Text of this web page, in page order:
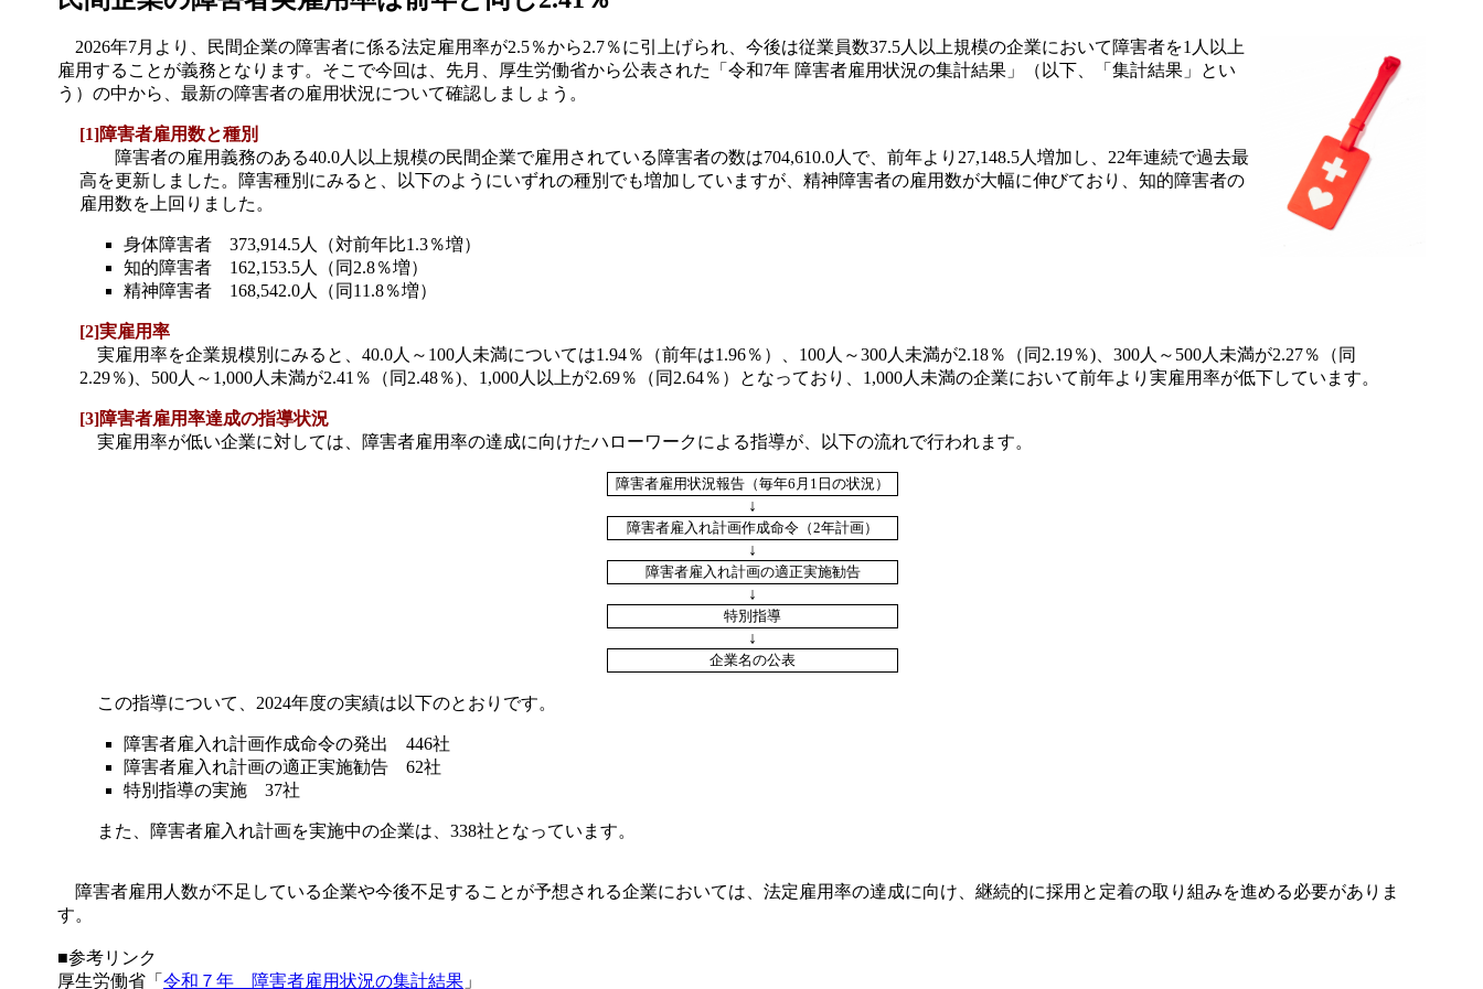
2026年7月より、民間企業の障害者に係る法定雇用率が2.5％から2.7％に引上げられ、今後は従業員数37.5人以上規模の企業において障害者を1人以上
雇用することが義務となります。そこで今回は、先月、厚生労働省から公表された「令和7年 障害者雇用状況の集計結果」（以下、「集計結果」とい
う）の中から、最新の障害者の雇用状況について確認しましょう。
[1]障害者雇用数と種別
障害者の雇用義務のある40.0人以上規模の民間企業で雇用されている障害者の数は704,610.0人で、前年より27,148.5人増加し、22年連続で過去最
高を更新しました。障害種別にみると、以下のようにいずれの種別でも増加していますが、精神障害者の雇用数が大幅に伸びており、知的障害者の
雇用数を上回りました。
身体障害者 373,914.5人（対前年比1.3％増）
知的障害者 162,153.5人（同2.8％増）
精神障害者 168,542.0人（同11.8％増）
[2]実雇用率
実雇用率を企業規模別にみると、40.0人～100人未満については1.94％（前年は1.96％）、100人～300人未満が2.18％（同2.19％)、300人～500人未満が2.27％（同
2.29％)、500人～1,000人未満が2.41％（同2.48％)、1,000人以上が2.69％（同2.64％）となっており、1,000人未満の企業において前年より実雇用率が低下しています。
[3]障害者雇用率達成の指導状況
実雇用率が低い企業に対しては、障害者雇用率の達成に向けたハローワークによる指導が、以下の流れで行われます。
障害者雇用状況報告（毎年6月1日の状況）
↓
障害者雇入れ計画作成命令（2年計画）
↓
障害者雇入れ計画の適正実施勧告
↓
特別指導
↓
企業名の公表
この指導について、2024年度の実績は以下のとおりです。
障害者雇入れ計画作成命令の発出 446社
障害者雇入れ計画の適正実施勧告 62社
特別指導の実施 37社
また、障害者雇入れ計画を実施中の企業は、338社となっています。
障害者雇用人数が不足している企業や今後不足することが予想される企業においては、法定雇用率の達成に向け、継続的に採用と定着の取り組みを進める必要がありま
す。
■参考リンク
厚生労働省「 令和７年 障害者雇用状況の集計結果 」